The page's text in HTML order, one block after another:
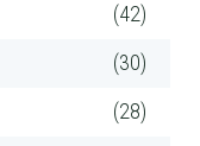
(42)
(30)
(28)